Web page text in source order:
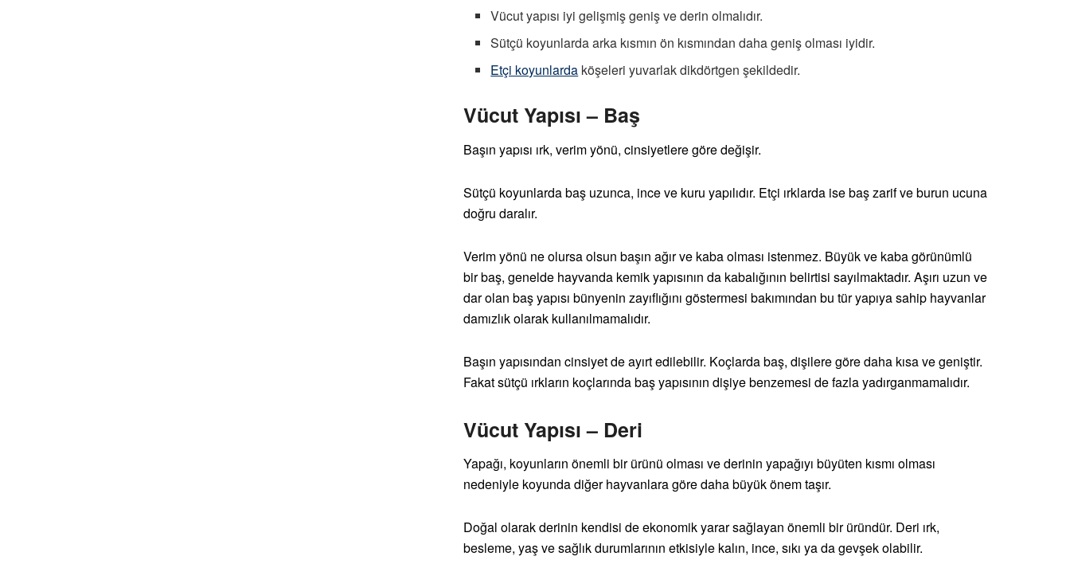
Vücut yapısı iyi gelişmiş geniş ve derin olmalıdır.
Sütçü koyunlarda arka kısmın ön kısmından daha geniş olması iyidir.
Etçi koyunlarda köşeleri yuvarlak dikdörtgen şekildedir.
Vücut Yapısı – Baş
Başın yapısı ırk, verim yönü, cinsiyetlere göre değişir.
Sütçü koyunlarda baş uzunca, ince ve kuru yapılıdır. Etçi ırklarda ise baş zarif ve burun ucuna
doğru daralır.
Verim yönü ne olursa olsun başın ağır ve kaba olması istenmez. Büyük ve kaba görünümlü
bir baş, genelde hayvanda kemik yapısının da kabalığının belirtisi sayılmaktadır. Aşırı uzun ve
dar olan baş yapısı bünyenin zayıflığını göstermesi bakımından bu tür yapıya sahip hayvanlar
damızlık olarak kullanılmamalıdır.
Başın yapısından cinsiyet de ayırt edilebilir. Koçlarda baş, dişilere göre daha kısa ve geniştir.
Fakat sütçü ırkların koçlarında baş yapısının dişiye benzemesi de fazla yadırganmamalıdır.
Vücut Yapısı – Deri
Yapağı, koyunların önemli bir ürünü olması ve derinin yapağıyı büyüten kısmı olması
nedeniyle koyunda diğer hayvanlara göre daha büyük önem taşır.
Doğal olarak derinin kendisi de ekonomik yarar sağlayan önemli bir üründür. Deri ırk,
besleme, yaş ve sağlık durumlarının etkisiyle kalın, ince, sıkı ya da gevşek olabilir.